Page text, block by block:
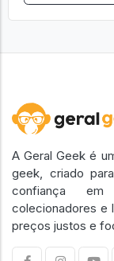
A Geral Geek é
geek, criado
confiança em
colecionadores e
preços justos e